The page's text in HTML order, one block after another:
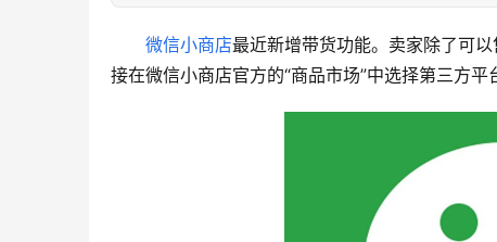
微信小商店最近新增带货功能。卖家除了可
接在微信小商店官方的“商品市场”中选择第三方平